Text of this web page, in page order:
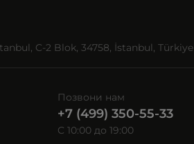
C-2 Blok, 34758, İstanbul, Türkiye
Позвони нам
+7 (499) 350-55-33
C 10:00 до 19:00